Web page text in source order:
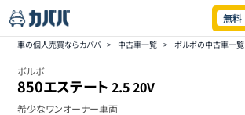
無料
車の個人売買ならカババ > 中古車一覧 > ボルボの中古車一覧
ボルボ
850エステート 2.5 20V
希少なワンオーナー車両